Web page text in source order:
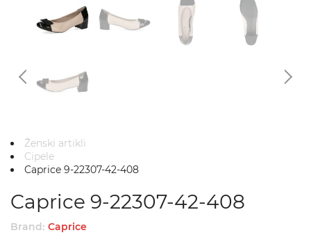
Ženski artikli
Cipele
Caprice 9-22307-42-408
Caprice 9-22307-42-408
Brand: Caprice